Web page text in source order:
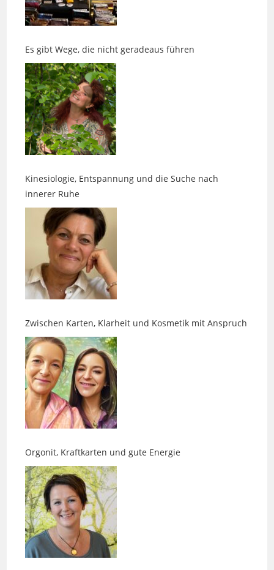
Es gibt Wege, die nicht geradeaus führen
Kinesiologie, Entspannung und die Suche nach
Zwischen Karten, Klarheit und Kosmetik mit Anspruch
Orgonit, Kraftkarten und gute Energie
Akasha-Readings und Chakrenarbeit